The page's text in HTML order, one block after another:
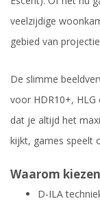
veelzijdige
gebied van
De slimme
voor HDR10+,
dat je altijd het
kijkt, games speelt
Waarom
D-ILA